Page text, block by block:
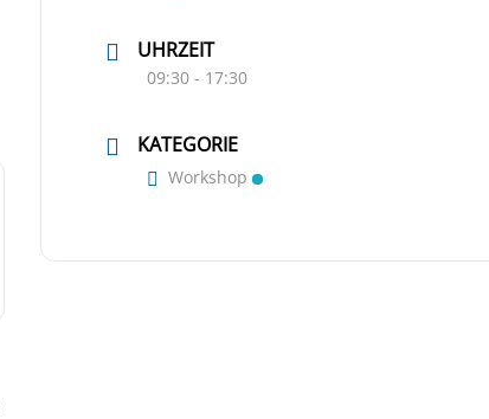
UHRZEIT
09:30 - 17:30
KATEGORIE
Workshop